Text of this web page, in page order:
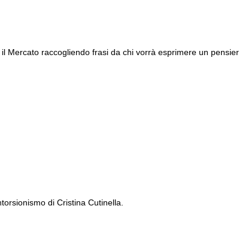
raccogliendo frasi da chi vorrà esprimere un
di Cristina Cutinella.